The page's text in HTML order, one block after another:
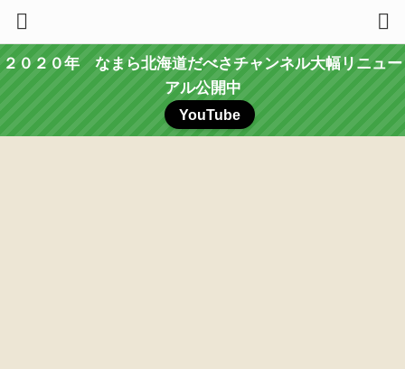
２０２０年 なまら北海道だべさチャンネル大幅リニュー
アル公開中
YouTube